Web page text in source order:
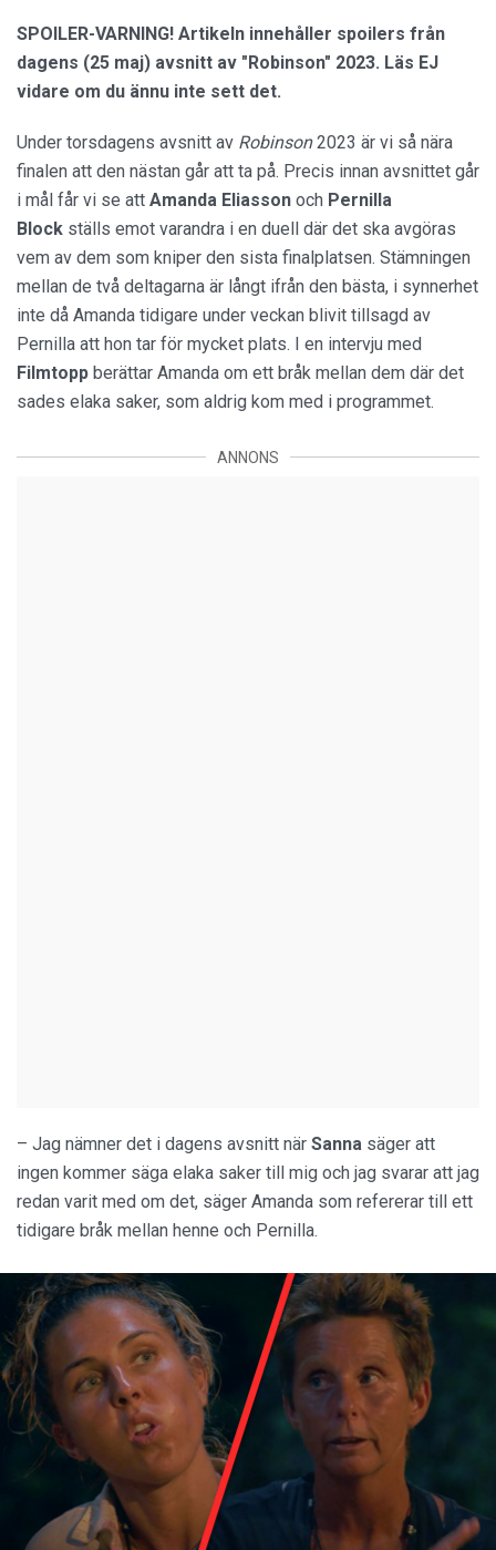
SPOILER-VARNING! Artikeln innehåller spoilers från
dagens (25 maj) avsnitt av "Robinson" 2023. Läs EJ
vidare om du ännu inte sett det.
Under torsdagens avsnitt av Robinson2023 är vi så nära
finalen att den nästan går att ta på. Precis innan avsnittet går
i mål får vi se att Amanda Eliasson och Pernilla
Block ställs emot varandra i en duell där det ska avgöras
vem av dem som kniper den sista finalplatsen. Stämningen
mellan de två deltagarna är långt ifrån den bästa, i synnerhet
inte då Amanda tidigare under veckan blivit tillsagd av
Pernilla att hon tar för mycket plats. I en intervju med
Filmtopp berättar Amanda om ett bråk mellan dem där det
sades elaka saker, som aldrig kom med i programmet.
ANNONS
– Jag nämner det i dagens avsnitt när Sanna säger att
ingen kommer säga elaka saker till mig och jag svarar att jag
redan varit med om det, säger Amanda som refererar till ett
tidigare bråk mellan henne och Pernilla.